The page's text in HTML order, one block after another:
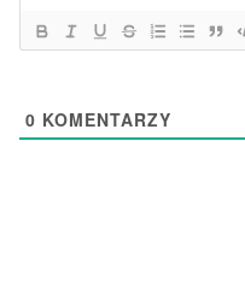
0 KOMENTARZY